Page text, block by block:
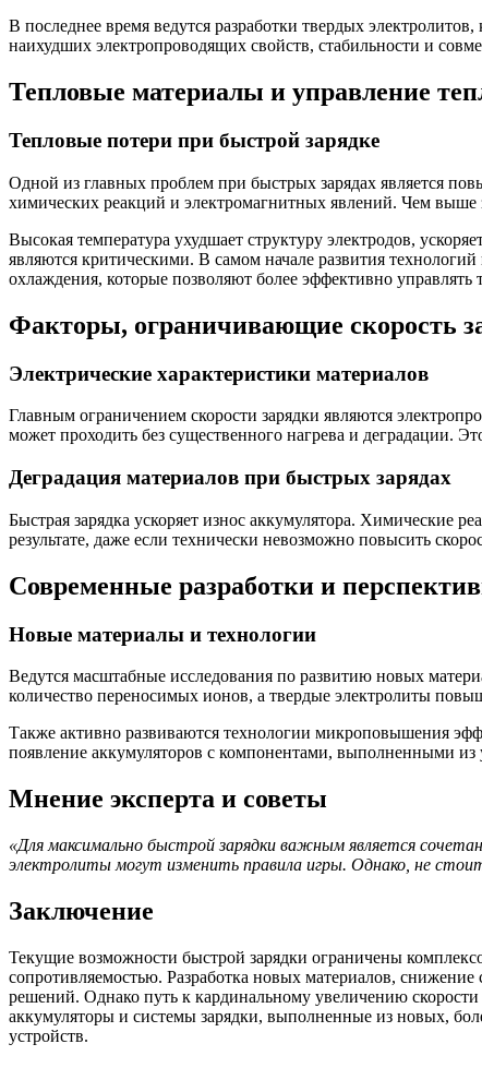
В последнее время ведутся разработки твердых
наихудших электропроводящих свойств, стабильности и
Тепловые материалы и управление
Тепловые потери при быстрой зарядке
Одной из главных проблем при быстрых зарядах является
химических реакций и электромагнитных явлений. Чем выше
Высокая температура ухудшает структуру электродов,
являются критическими. В самом начале развития
охлаждения, которые позволяют более эффективно управлять
Факторы, ограничивающие скорость
Электрические характеристики материалов
Главным ограничением скорости зарядки являются
может проходить без существенного нагрева и деградации.
Деградация материалов при быстрых зарядах
Быстрая зарядка ускоряет износ аккумулятора. Химические
результате, даже если технически невозможно повысить
Современные разработки и
Новые материалы и технологии
Ведутся масштабные исследования по развитию новых
количество переносимых ионов, а твердые электролиты
Также активно развиваются технологии микроповышения
появление аккумуляторов с компонентами, выполненными из
Мнение эксперта и советы
«Для максимально быстрой зарядки важным является
электролиты могут изменить правила игры. Однако, не
Заключение
Текущие возможности быстрой зарядки ограничены
сопротивляемостью. Разработка новых материалов,
решений. Однако путь к кардинальному увеличению
аккумуляторы и системы зарядки, выполненные из новых,
устройств.